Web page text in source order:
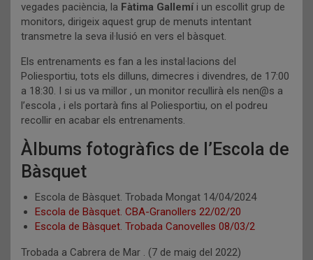
vegades paciència, la Fàtima Gallemí i un escollit grup de
monitors, dirigeix aquest grup de menuts intentant
transmetre la seva il·lusió en vers el bàsquet.
Els entrenaments es fan a les instal·lacions del
Poliesportiu, tots els dilluns, dimecres i divendres, de 17:00
a 18:30. I si us va millor , un monitor recullirà els nen@s a
l’escola , i els portarà fins al Poliesportiu, on el podreu
recollir en acabar els entrenaments.
Àlbums fotogràfics de l’Escola de
Bàsquet
Escola de Bàsquet. Trobada Mongat 14/04/2024
Escola de Bàsquet. CBA-Granollers 22/02/20
Escola de Bàsquet. Trobada Canovelles 08/03/2
Trobada a Cabrera de Mar . (7 de maig del 2022)